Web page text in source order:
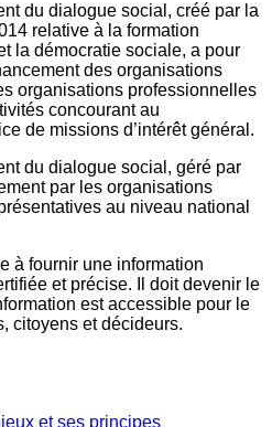
du dialogue social, créé par la
relative à la formation
la démocratie sociale, a pour
des organisations
organisations professionnelles
concourant au
de missions d’intérêt général.
du dialogue social, géré par
par les organisations
au niveau national
à fournir une information
et précise. Il doit devenir le
est accessible pour le
citoyens et décideurs.
et ses principes